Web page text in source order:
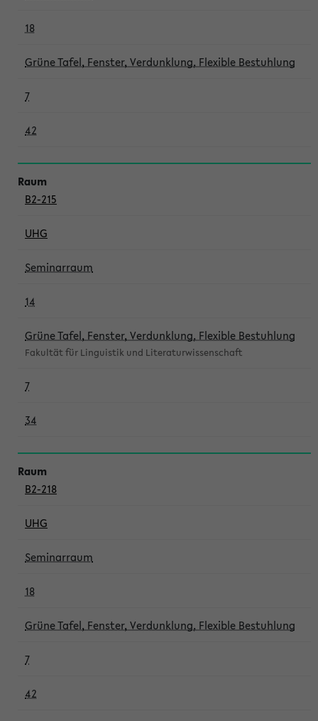
18
Grüne Tafel, Fenster, Verdunklung, Flexible Bestuhlung
7
42
B2-215
UHG
Seminarraum
14
Grüne Tafel, Fenster, Verdunklung, Flexible Bestuhlung
Fakultät für Linguistik und Literaturwissenschaft
7
34
B2-218
UHG
Seminarraum
18
Grüne Tafel, Fenster, Verdunklung, Flexible Bestuhlung
7
42